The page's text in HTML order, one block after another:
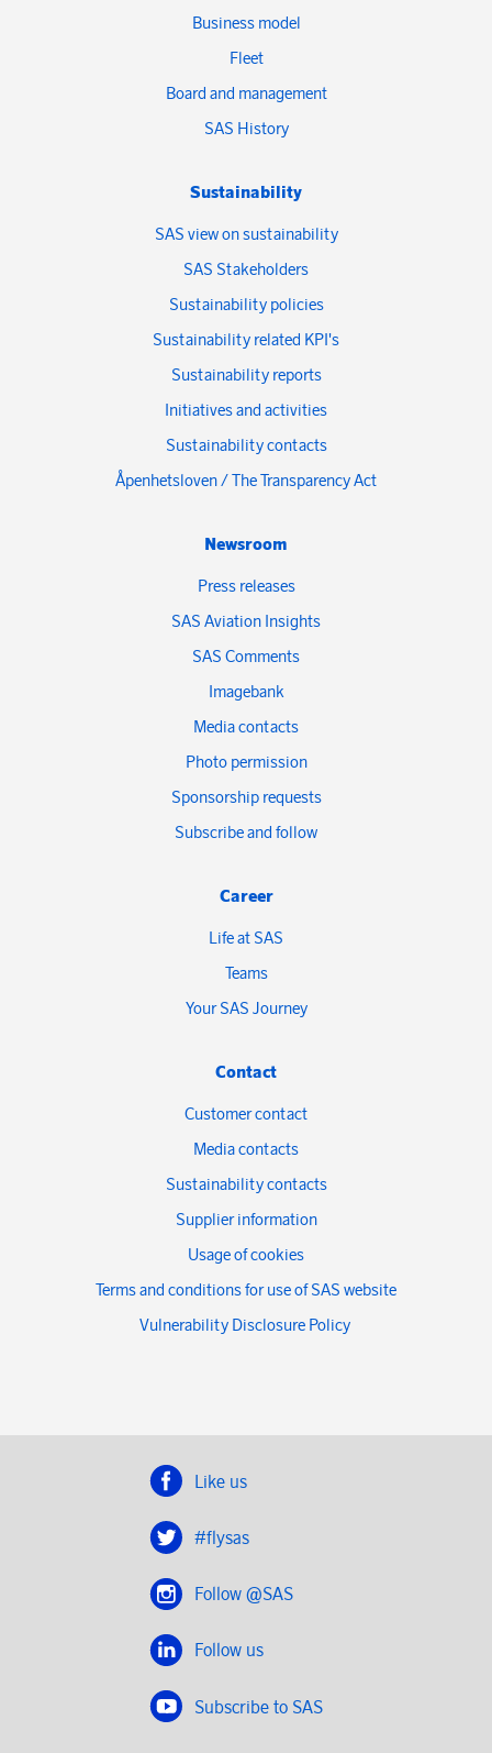
Business model
Fleet
Board and management
SAS History
Sustainability
SAS view on sustainability
SAS Stakeholders
Sustainability policies
Sustainability related KPI's
Sustainability reports
Initiatives and activities
Sustainability contacts
Åpenhetsloven / The Transparency Act
Newsroom
Press releases
SAS Aviation Insights
SAS Comments
Imagebank
Media contacts
Photo permission
Sponsorship requests
Subscribe and follow
Career
Life at SAS
Teams
Your SAS Journey
Contact
Customer contact
Media contacts
Sustainability contacts
Supplier information
Usage of cookies
Terms and conditions for use of SAS website
Vulnerability Disclosure Policy
Like us
#flysas
Follow @SAS
Follow us
Subscribe to SAS